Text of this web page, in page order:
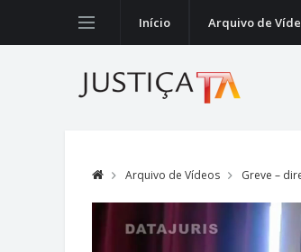
Início Arquivo de
Arquivo de Vídeos Greve –